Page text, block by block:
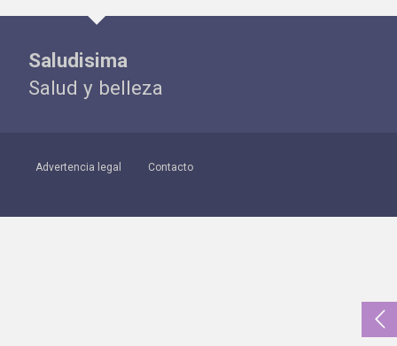
Saludisima
Salud y belleza
Advertencia legal Contacto